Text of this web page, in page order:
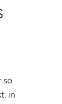
so
in